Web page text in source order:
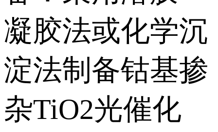
凝胶法或化学沉
淀法制备钴基掺
杂TiO2光催化